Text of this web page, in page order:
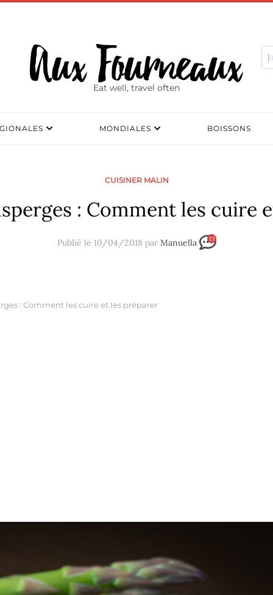
Eat well, travel often
MONDIALES BOISSONS
CUISINER MALIN
: Comment les cuire
Publié le 10/04/2018 par Manuella 13
: Comment les cuire et les préparer